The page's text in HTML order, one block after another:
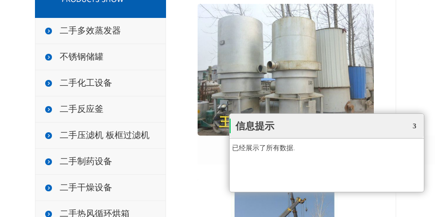
二手多效蒸发器
不锈钢储罐
二手化工设备
二手反应釜
二手压滤机 板框过滤机
二手制药设备
二手干燥设备
二手热风循环烘箱
二手锅炉
信息提示 2
已经展示了所有数据.